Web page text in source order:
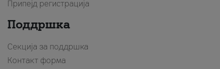
Припејд регистрација
Поддршка
Секција за поддршка
Контакт форма